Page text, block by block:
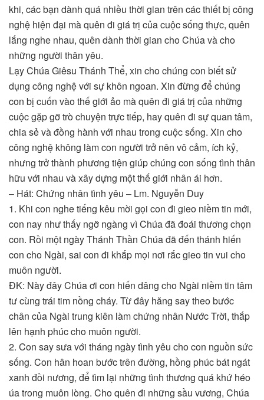
khi, các bạn dành quá nhiều thời gian trên các thiết bị công
nghệ hiện đại mà quên đi giá trị của cuộc sống thực, quên
lắng nghe nhau, quên dành thời gian cho Chúa và cho
những người thân yêu.
Lạy Chúa Giêsu Thánh Thể, xin cho chúng con biết sử
dụng công nghệ với sự khôn ngoan. Xin đừng để chúng
con bị cuốn vào thế giới ảo mà quên đi giá trị của những
cuộc gặp gỡ trò chuyện trực tiếp, hay quên đi sự quan tâm,
chia sẻ và đồng hành với nhau trong cuộc sống. Xin cho
công nghệ không làm con người trở nên vô cảm, ích kỷ,
nhưng trở thành phương tiện giúp chúng con sống tình thân
hữu với nhau và xây dựng một thế giới nhân ái hơn.
– Hát: Chứng nhân tình yêu – Lm. Nguyễn Duy
1. Khi con nghe tiếng kêu mời gọi con đi gieo niềm tin mới,
con nay như thấy ngỡ ngàng vì Chúa đã đoái thương chọn
con. Rồi một ngày Thánh Thần Chúa đã đến thánh hiến
con cho Ngài, sai con đi khắp mọi nơi rắc gieo tin vui cho
muôn người.
ÐK: Này đây Chúa ơi con hiến dâng cho Ngài niềm tin tâm
tư cùng trái tim nồng cháy. Từ đây hăng say theo bước
chân của Ngài trung kiên làm chứng nhân Nước Trời, thắp
lên hạnh phúc cho muôn người.
2. Con say sưa với tháng ngày tình yêu cho con nguồn sức
sống. Con hân hoan bước trên đường, hồng phúc bát ngát
xanh đồi nương, để tìm lại những tình thương quá khứ héo
úa trong muôn lòng. Cho quên đi những sầu vương, Chúa